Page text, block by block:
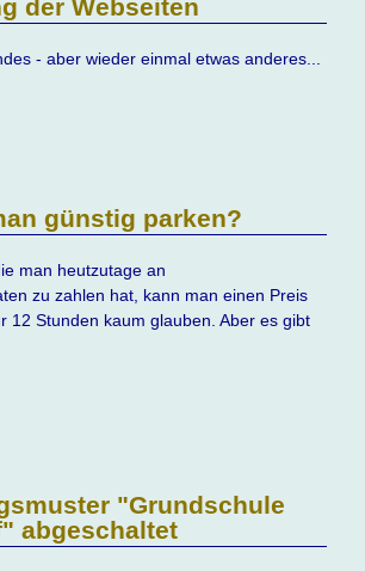
der Webseiten
- aber wieder einmal etwas anderes...
günstig parken?
man heutzutage an
zu zahlen hat, kann man einen Preis
12 Stunden kaum glauben. Aber es gibt
"Grundschule
abgeschaltet